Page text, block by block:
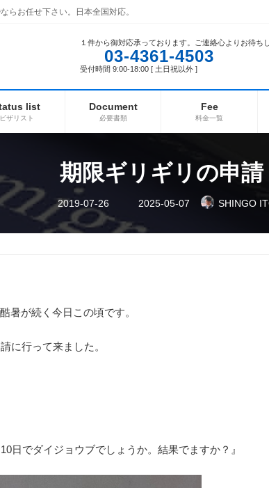
らお任せ下さい。日本全国対応。
１件から御対応承っております。ご連絡心よりお待ち
03-4361-4503
受付時間 9:00-18:00 [ 土日祝以外 ]
list
ビザリスト
Document
必要書類
Fee
料金一覧
期限ギリギリの申請
2019-07-26
最
終
新
日
2025-05-07 SHINGO
暑が続く今日この頃です。
に行って来ました。
日でダイジョウブでしょうか。結果でますか？』